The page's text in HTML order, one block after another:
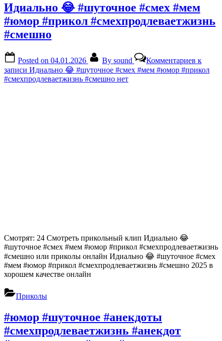
Идиально 😂 #шуточное #смех #мем
#юмор #прикол #смехпродлеваетжизнь
#смешно
Posted on 04.01.2026 By sound Комментариев к
записи Идиально 😂 #шуточное #смех #мем #юмор #прикол
#смехпродлеваетжизнь #смешно нет
Смотрят: 24 Смотреть прикольный клип Идиально 😂
#шуточное #смех #мем #юмор #прикол #смехпродлеваетжизнь
#смешно или приколы онлайн Идиально 😂 #шуточное #смех
#мем #юмор #прикол #смехпродлеваетжизнь #смешно 2025 в
хорошем качестве онлайн
Приколы
#юмор #шуточное #анекдоты
#смехпродлеваетжизнь #анекдот